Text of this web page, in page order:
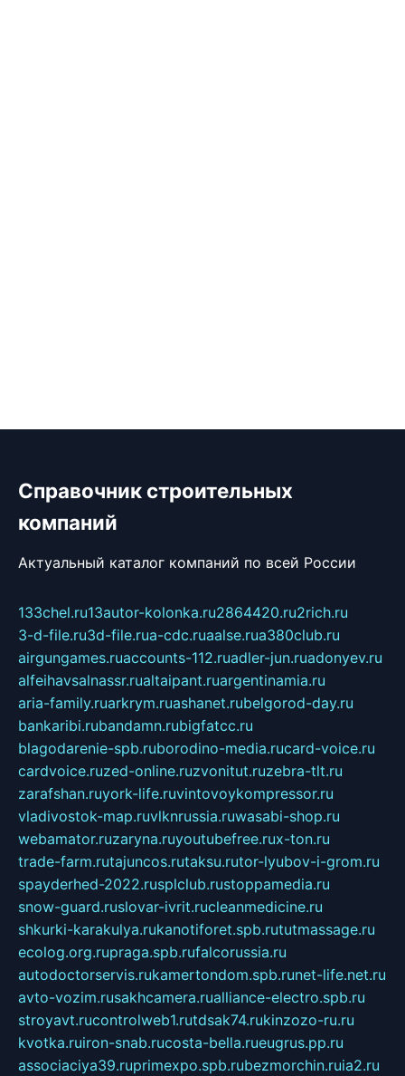
Справочник строительных
компаний
Актуальный каталог компаний по всей России
133chel.ru13autor-kolonka.ru2864420.ru2rich.ru
3-d-file.ru3d-file.rua-cdc.ruaalse.rua380club.ru
airgungames.ruaccounts-112.ruadler-jun.ruadonyev.ru
alfeihavsalnassr.rualtaipant.ruargentinamia.ru
aria-family.ruarkrym.ruashanet.rubelgorod-day.ru
bankaribi.rubandamn.rubigfatcc.ru
blagodarenie-spb.ruborodino-media.rucard-voice.ru
cardvoice.ruzed-online.ruzvonitut.ruzebra-tlt.ru
zarafshan.ruyork-life.ruvintovoykompressor.ru
vladivostok-map.ruvlknrussia.ruwasabi-shop.ru
webamator.ruzaryna.ruyoutubefree.rux-ton.ru
trade-farm.rutajuncos.rutaksu.rutor-lyubov-i-grom.ru
spayderhed-2022.rusplclub.rustoppamedia.ru
snow-guard.ruslovar-ivrit.rucleanmedicine.ru
shkurki-karakulya.rukanotiforet.spb.rututmassage.ru
ecolog.org.rupraga.spb.rufalcorussia.ru
autodoctorservis.rukamertondom.spb.runet-life.net.ru
avto-vozim.rusakhcamera.rualliance-electro.spb.ru
stroyavt.rucontrolweb1.rutdsak74.rukinzozo-ru.ru
kvotka.ruiron-snab.rucosta-bella.rueugrus.pp.ru
associaciya39.ruprimexpo.spb.rubezmorchin.ruia2.ru